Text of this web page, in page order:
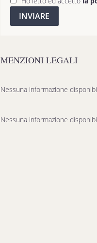
INVIARE
MENZIONI LEGALI
Nessuna informazione
Nessuna informazione